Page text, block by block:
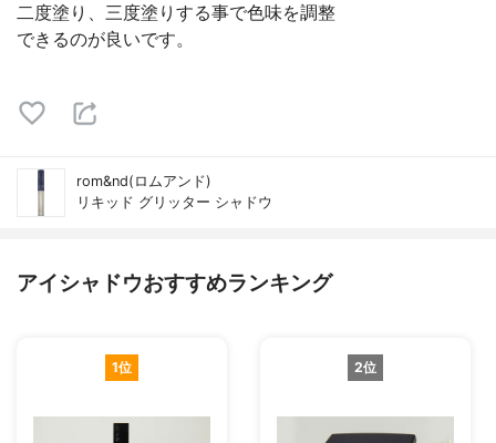
二度塗り、三度塗りする事で色味を調整
できるのが良いです。
rom&nd(ロムアンド)
リキッド グリッター シャドウ
アイシャドウおすすめランキング
1位 2位